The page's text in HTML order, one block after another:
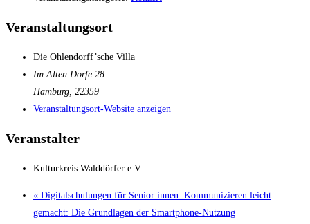
Veranstaltungsort
Die Ohlendorff’sche Villa
Im Alten Dorfe 28
Hamburg 22359
Veranstaltungsort-Website anzeigen
Veranstalter
Kulturkreis Walddörfer e.V.
« Digitalschulungen für Senior:innen: Kommunizieren leicht
gemacht: Die Grundlagen der Smartphone-Nutzung